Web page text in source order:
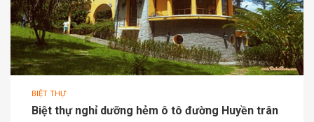
BIỆT THỰ
Biệt thự nghỉ dưỡng hẻm ô tô đường Huyền trân